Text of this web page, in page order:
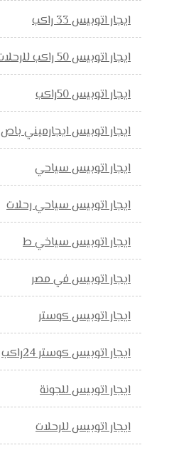
ايجار اتوبيس 33 راكب
ايجار اتوبيس 50 راكب للرحلات
ايجار اتوبيس 50راكب
ايجار اتوبيس ايجارميني باص
ايجار اتوبيس سياحي
ايجار اتوبيس سياحي رحلات
ايجار اتوبيس سياخي ط
ايجار اتوبيس في مصر
ايجار اتوبيس كوستر
ايجار اتوبيس كوستر 24راكب
ايجار اتوبيس للجونة
ايجار اتوبيس للرحلات